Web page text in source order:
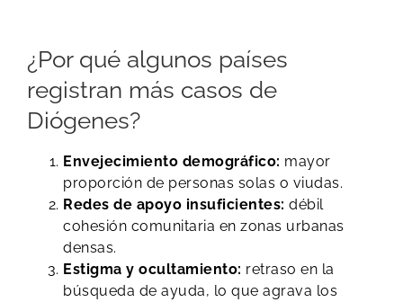
¿Por qué algunos países
registran más casos de
Diógenes?
Envejecimiento demográfico: mayor
proporción de personas solas o viudas.
Redes de apoyo insuficientes: débil
cohesión comunitaria en zonas urbanas
densas.
Estigma y ocultamiento: retraso en la
búsqueda de ayuda, lo que agrava los